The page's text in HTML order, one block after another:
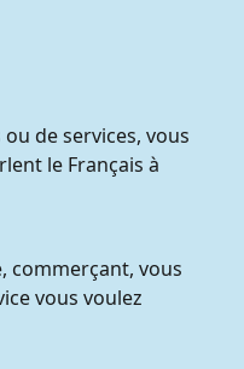
de services, vous
le Français à
commerçant, vous
vous voulez